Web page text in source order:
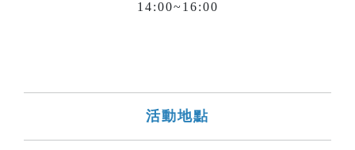
14:00~16:00
活動地點